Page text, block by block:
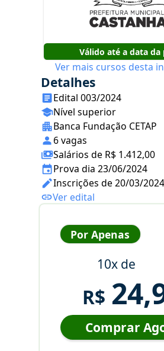
Válido até a data da
Ver mais cursos desta
Detalhes
Edital 003/2024
Nível superior
Banca Fundação CETAP
6 vagas
Salários de R$ 1.412,00
Prova dia 23/06/2024
Inscrições de 20/03/
Ver edital
Por Apenas
10x de
R$
Comprar